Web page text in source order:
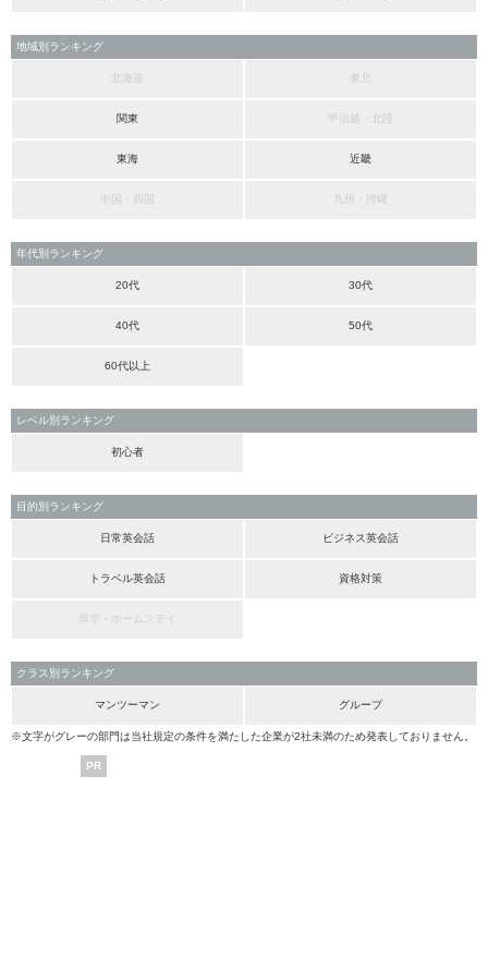
地域別ランキング
北海道 東北
関東 甲信越・北陸
東海 近畿
中国・四国 九州・沖縄
年代別ランキング
20代 30代
40代 50代
60代以上
レベル別ランキング
初心者
目的別ランキング
日常英会話 ビジネス英会話
トラベル英会話 資格対策
留学・ホームステイ
クラス別ランキング
マンツーマン グループ
※文字がグレーの部門は当社規定の条件を満たした企業が2社未満のため発表しておりません。
PR